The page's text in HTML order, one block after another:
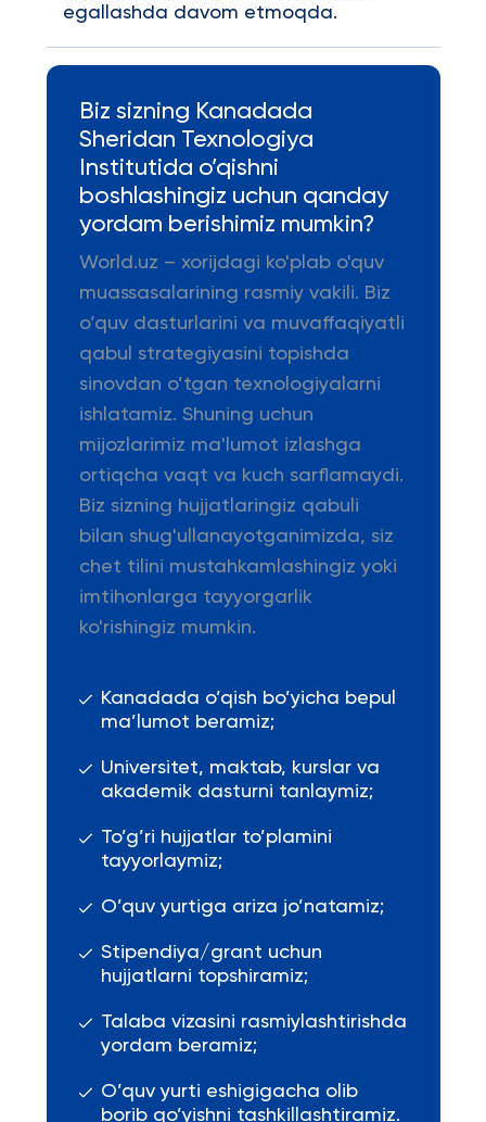
egallashda davom etmoqda.
Biz sizning Kanadada
Sheridan Texnologiya
Institutida o’qishni
boshlashingiz uchun qanday
yordam berishimiz mumkin?
World.uz – xorijdagi ko'plab o'quv
muassasalarining rasmiy vakili. Biz
o’quv dasturlarini va muvaffaqiyatli
qabul strategiyasini topishda
sinovdan o’tgan texnologiyalarni
ishlatamiz. Shuning uchun
mijozlarimiz ma'lumot izlashga
ortiqcha vaqt va kuch sarflamaydi.
Biz sizning hujjatlaringiz qabuli
bilan shug'ullanayotganimizda, siz
chet tilini mustahkamlashingiz yoki
imtihonlarga tayyorgarlik
ko'rishingiz mumkin.
Kanadada o’qish bo’yicha bepul
ma’lumot beramiz;
Universitet, maktab, kurslar va
akademik dasturni tanlaymiz;
To’g’ri hujjatlar to’plamini
tayyorlaymiz;
O’quv yurtiga ariza jo’natamiz;
Stipendiya/grant uchun
hujjatlarni topshiramiz;
Talaba vizasini rasmiylashtirishda
yordam beramiz;
O’quv yurti eshigigacha olib
borib qo’yishni tashkillashtiramiz.